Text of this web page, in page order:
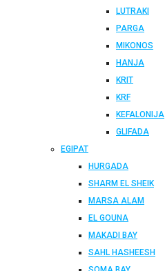
LUTRAKI
PARGA
MIKONOS
HANJA
KRIT
KRF
KEFALONIJA
GLIFADA
EGIPAT
HURGADA
SHARM EL SHEIK
MARSA ALAM
EL GOUNA
MAKADI BAY
SAHL HASHEESH